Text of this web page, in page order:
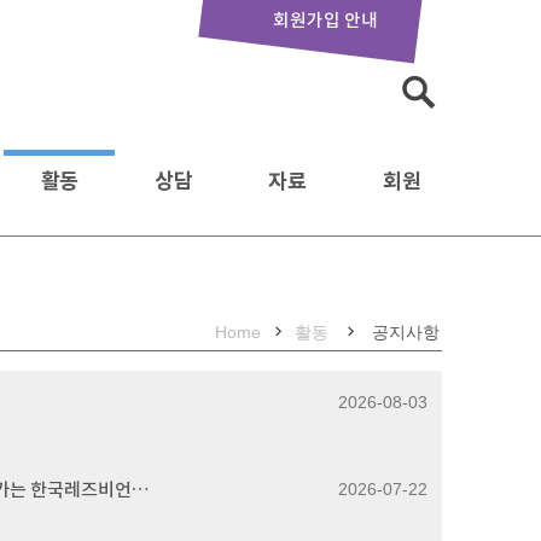
회원가입 안내
활동 상담 자료 회원
Home 활동 공지사항
2026-08-03
<한국 퀴어 아카이빙 실천과 기록 생태계의 전망: 라운드테이블> – “또다른세상”을 향한 32년의 기록: 회원과 함께 이어가는 한국레즈비언상담소의 아카이빙 실천 2026-07-22